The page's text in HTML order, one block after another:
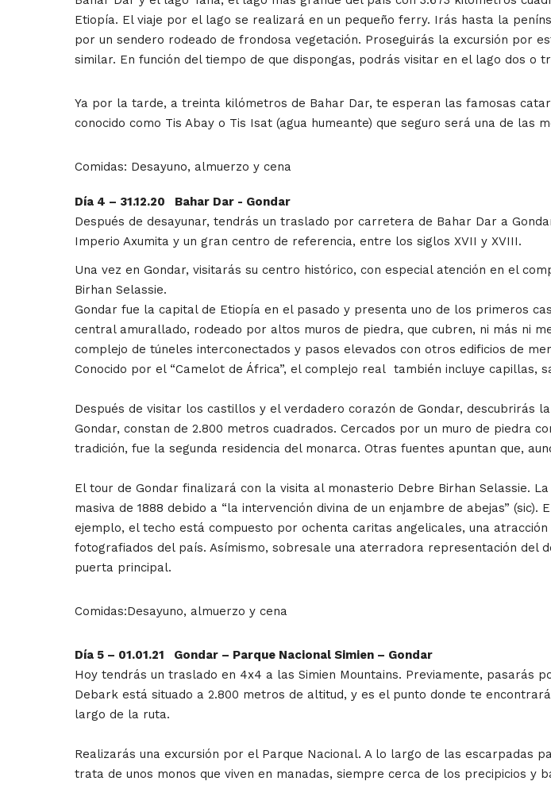
Etiopía. El viaje por el lago se realizará en un pequeño ferry. Irás hasta la
por un sendero rodeado de frondosa vegetación. Proseguirás la excursión por
similar. En función del tiempo de que dispongas, podrás visitar en el lago dos o
Ya por la tarde, a treinta kilómetros de Bahar Dar, te esperan las famosas
conocido como Tis Abay o Tis Isat (agua humeante) que seguro será una de las
Comidas: Desayuno, almuerzo y cena
Día 4 – 31.12.20 Bahar Dar - Gondar
Después de desayunar, tendrás un traslado por carretera de Bahar Dar a
Imperio Axumita y un gran centro de referencia, entre los siglos XVII y XVIII.
Una vez en Gondar, visitarás su centro histórico, con especial atención en el
Birhan Selassie.
Gondar fue la capital de Etiopía en el pasado y presenta uno de los primeros
central amurallado, rodeado por altos muros de piedra, que cubren, ni más ni
complejo de túneles interconectados y pasos elevados con otros edificios de
Conocido por el “Camelot de África”, el complejo real también incluye capillas,
Después de visitar los castillos y el verdadero corazón de Gondar, descubrirás
Gondar, constan de 2.800 metros cuadrados. Cercados por un muro de piedra
tradición, fue la segunda residencia del monarca. Otras fuentes apuntan que,
El tour de Gondar finalizará con la visita al monasterio Debre Birhan Selassie.
masiva de 1888 debido a “la intervención divina de un enjambre de abejas”
ejemplo, el techo está compuesto por ochenta caritas angelicales, una
fotografiados del país. Asímismo, sobresale una aterradora representación del
puerta principal.
Comidas:Desayuno, almuerzo y cena
Día 5 – 01.01.21 Gondar – Parque Nacional Simien – Gondar
Hoy tendrás un traslado en 4x4 a las Simien Mountains. Previamente, pasarás
Debark está situado a 2.800 metros de altitud, y es el punto donde te
largo de la ruta.
Realizarás una excursión por el Parque Nacional. A lo largo de las escarpadas
trata de unos monos que viven en manadas, siempre cerca de los precipicios y